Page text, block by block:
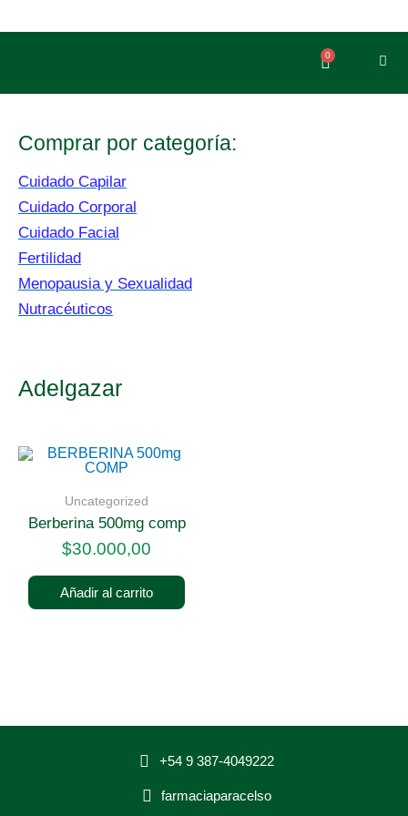
contenido
0
Carrito
Comprar por categoría:
Cuidado Capilar
Cuidado Corporal
Cuidado Facial
Fertilidad
Menopausia y Sexualidad
Nutracéuticos
Adelgazar
Uncategorized
berberina 500mg comp
$30.000,00
Añadir al carrito
+54 9 387-4049222
farmaciaparacelso